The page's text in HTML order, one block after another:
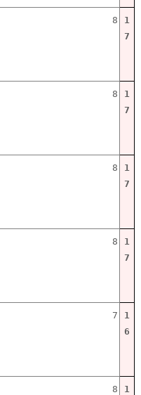
8
1
7
8
1
7
8
1
7
8
1
7
7
1
6
8
1